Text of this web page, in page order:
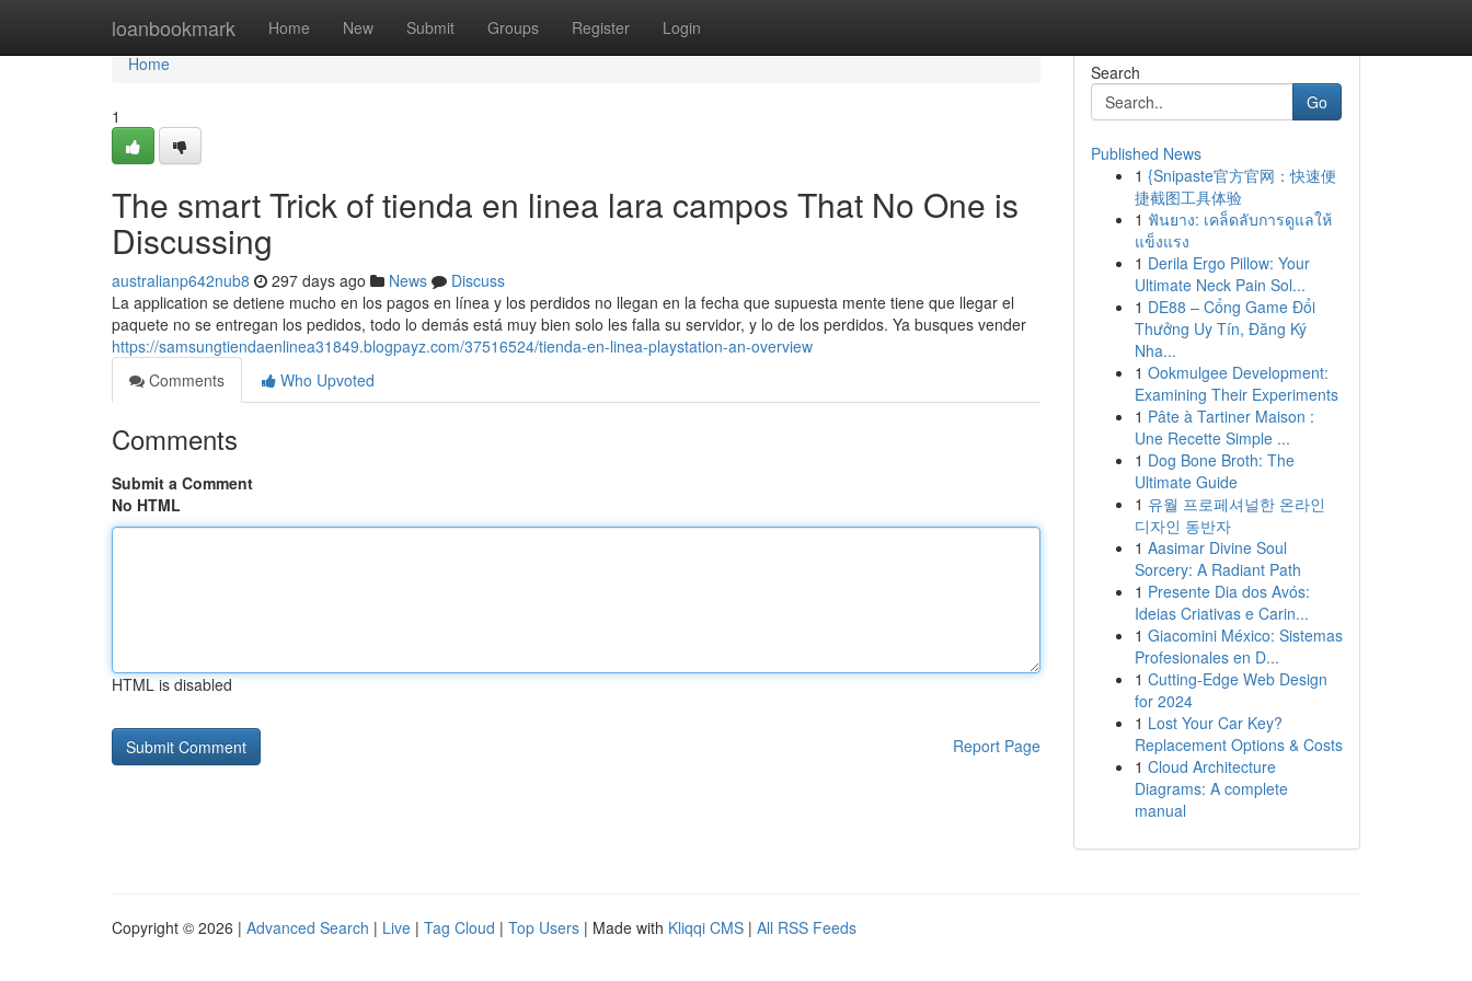
loanbookmark Home New Submit Groups Register Login
Home
Home
1
The smart Trick of tienda en linea lara campos That No One is
Discussing
australianp642nub8 297 days ago News
Discuss
La application se detiene mucho en los pagos en línea y los perdidos no llegan en la fecha que supuesta mente tiene que llegar el
paquete no se entregan los pedidos, todo lo demás está muy bien solo les falla su servidor, y lo de los perdidos. Ya busques vender
https://samsungtiendaenlinea31849.blogpayz.com/37516524/tienda-en-linea-playstation-an-overview
Comments
Who Upvoted
Comments
Submit a Comment
No HTML
HTML is disabled
Report Page
Search
Go
Published News
1 {Snipaste官方官网：快速便
捷截图工具体验
1 ฟันยาง: เคล็ดลับการดูแลให้
แข็งแรง
1 Derila Ergo Pillow: Your
Ultimate Neck Pain Sol...
1 DE88 – Cổng Game Đổi
Thưởng Uy Tín, Đăng Ký
Nha...
1 Ookmulgee Development:
Examining Their Experiments
1 Pâte à Tartiner Maison :
Une Recette Simple ...
1 Dog Bone Broth: The
Ultimate Guide
1 유월 프로페셔널한 온라인
디자인 동반자
1 Aasimar Divine Soul
Sorcery: A Radiant Path
1 Presente Dia dos Avós:
Ideias Criativas e Carin...
1 Giacomini México: Sistemas
Profesionales en D...
1 Cutting-Edge Web Design
for 2024
1 Lost Your Car Key?
Replacement Options & Costs
1 Cloud Architecture
Diagrams: A complete
manual
Copyright © 2026 | Advanced Search | Live | Tag Cloud | Top Users | Made with Kliqqi CMS | All RSS Feeds